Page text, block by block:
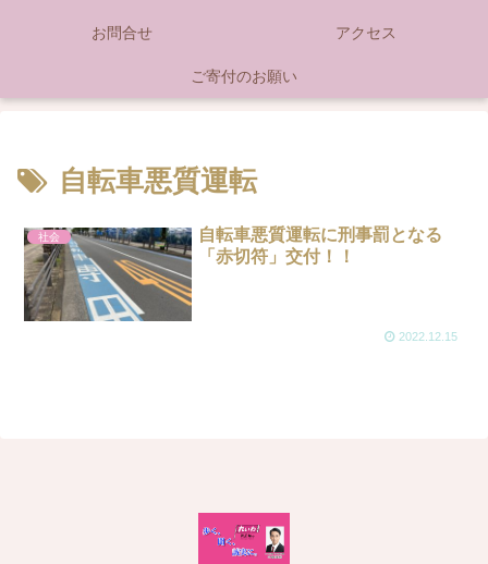
お問合せ アクセス
ご寄付のお願い
自転車悪質運転
社会
自転車悪質運転に刑事罰となる
「赤切符」交付！！
2022.12.15